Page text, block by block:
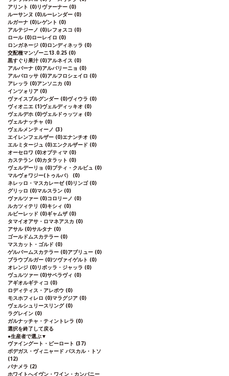
アリント (0)リヴァーナー (0)
ルーサンヌ (0)ルーレンダー (0)
ルガーナ (0)レゲント (0)
アルテジーノ (0)レフォスコ (0)
ロール (0)ローレイロ (0)
ロンガネージ (0)ロンディネッラ (0)
交配種マンゾーニ13.0.25 (0)
黒すぐり果汁 (0)アルネイス (0)
アルバーナ (0)アルバリーニョ (0)
アルバロッサ (0)アルフロシェイロ (0)
アレッラ (0)アンソニカ (0)
インツォリア (0)
ヴァイスブルグンダー (0)ヴィウラ (0)
ヴィオニエ (1)ヴェルディッキオ (0)
ヴェルデホ (0)ヴェルドゥッツォ (0)
ヴェルナッチャ (0)
ヴェルメンティーノ (3)
エイレンフェルザー (0)エナンチオ (0)
エルミタージュ (0)エンクルザード (0)
オーセロワ (0)オプティマ (0)
カステラン (0)カタラット (0)
ヴェルデーリョ (0)プティ・クルビュ (0)
マルヴォワジー(トゥルバ） (0)
ネレッロ・マスカレーゼ (0)リンゴ (0)
グリッロ (0)マルスラン (0)
ヴァルツァー (0)コロリーノ (0)
ルカツィテリ (0)キシィ (0)
ルビーレッド (0)ギャムザ (0)
タマイオアサ・ロマネアスカ (0)
アサル (0)サルタナ (0)
ゴールドムスカテラー (0)
マスカット・ゴルド (0)
ゲルバームスカテラー (0)アブリュー (0)
ブラウブルガー (0)ツヴァイゲルト (0)
オレンジ (0)リボッラ・ジャッラ (0)
ヴュルツァー (0)サペラヴィ (0)
アギオルギティコ (0)
ロディティス・アレポウ (0)
モスホフィレロ (0)マラグジア (0)
ヴェルシュリースリング (0)
ラグレイン (0)
ガルナッチャ・ティントレラ (0)
選択を終了して戻る
●生産者で選ぶ▼
ヴァイングート・ピーロート (37)
ボデガス・ヴィニャード パスカル・トソ
(12)
パナメラ (2)
ホワイトへイヴン・ワイン・カンパニー